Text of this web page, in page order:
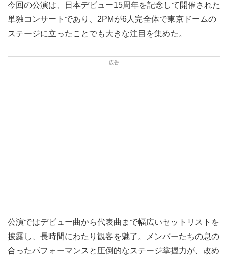
今回の公演は、日本デビュー15周年を記念して開催された
単独コンサートであり、2PMが6人完全体で東京ドームの
ステージに立ったことでも大きな注目を集めた。
公演ではデビュー曲から代表曲まで幅広いセットリストを
披露し、長時間にわたり観客を魅了。メンバーたちの息の
合ったパフォーマンスと圧倒的なステージ掌握力が、改め